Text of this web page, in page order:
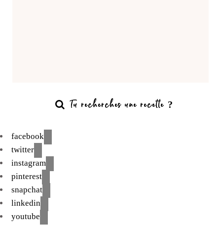
facebook
twitter
instagram
pinterest
snapchat
linkedin
youtube